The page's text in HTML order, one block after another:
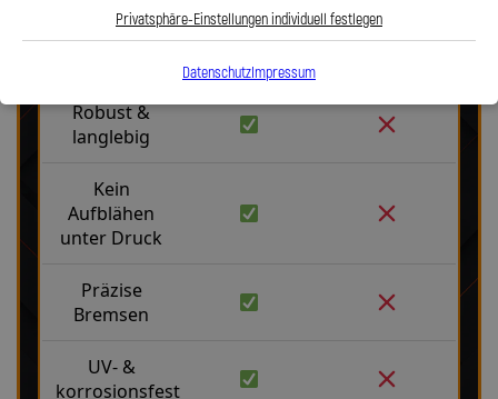
Stahlflex
Robust &
langlebig
Kein
Aufblähen
unter Druck
Präzise
Bremsen
UV- &
korrosionsfest
Privatsphäre-Einstellungen individuell festlegen
DatenschutzImpressum